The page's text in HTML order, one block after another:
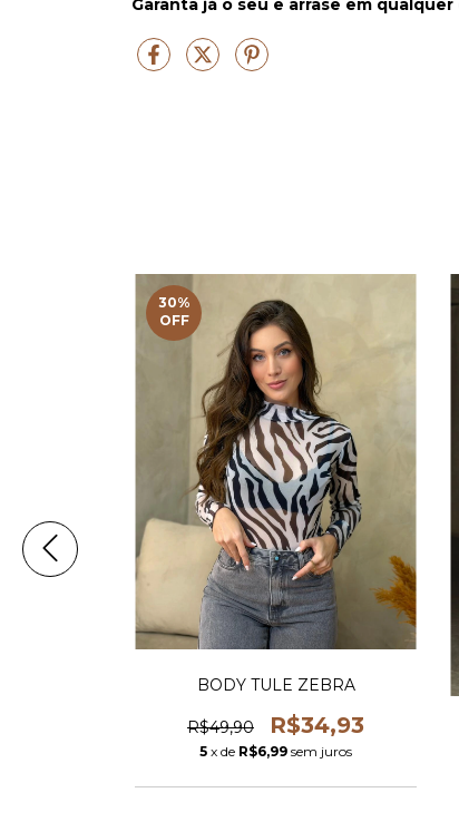
Garanta já o seu e arrase em qualquer
30%
OFF
BODY TULE ZEBRA
R$49,90 R$34,93
5 x de R$6,99 sem juros